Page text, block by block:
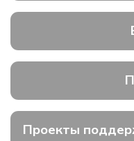
Проекты